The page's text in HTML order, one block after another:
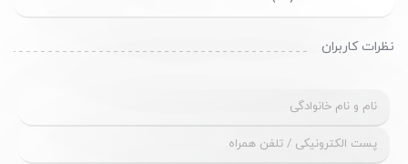
نظرات کاربران